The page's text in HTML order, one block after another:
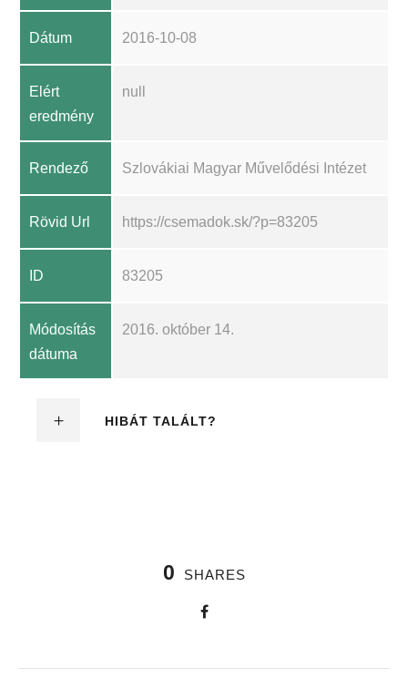
Dátum 2016-10-08
Elért
eredmény
null
Rendező Szlovákiai Magyar Művelődési Intézet
Rövid Url https://csemadok.sk/?p=83205
ID 83205
Módosítás
dátuma
2016. október 14.
HIBÁT TALÁLT?
0 SHARES